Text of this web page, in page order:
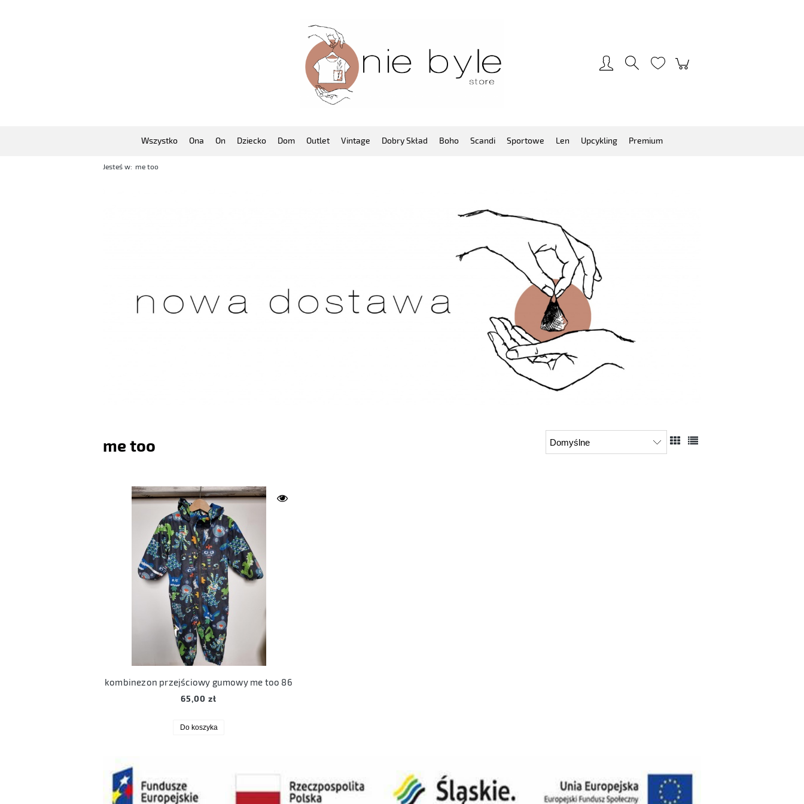
Wszystko Ona On Dziecko Dom Outlet Vintage Dobry Skład Boho Scandi Sportowe Len Upcykling Premium
Jesteś w: me too
me too
kombinezon przejściowy gumowy me too 86
65,00 zł
Do koszyka